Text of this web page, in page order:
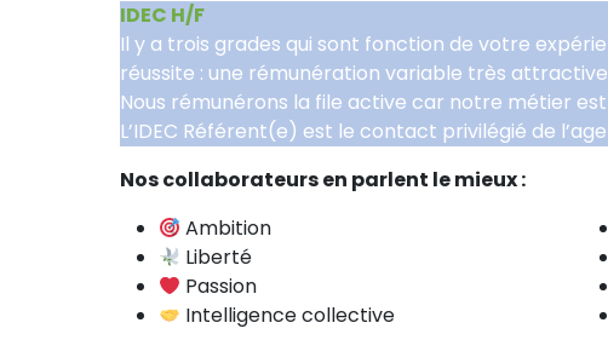
IDEC H/F
Il y a trois grades qui sont fonction de votre
réussite : une rémunération variable très
Nous rémunérons la file active car notre métier
L’IDEC Référent(e) est le contact privilégié de
Nos collaborateurs en parlent le mieux :
Ambition
Liberté
Passion
Intelligence collective